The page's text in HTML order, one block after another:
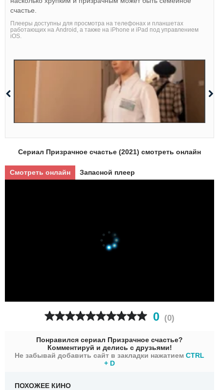
счастье.
Плееры доступны для просмотра на телефонах и планшетах
работающих на Android, а также на iPhone и iPad под управлением
iOS.
Сериал Призрачное счастье (2021) смотреть онлайн
Смотреть онлайн Запасной плеер
0 (0)
Понравился сериал Призрачное счастье?
Комментируй и делись с друзьями!
Не забывай добавить сайт в закладки нажатием CTRL
+ D
ПОХОЖЕЕ КИНО